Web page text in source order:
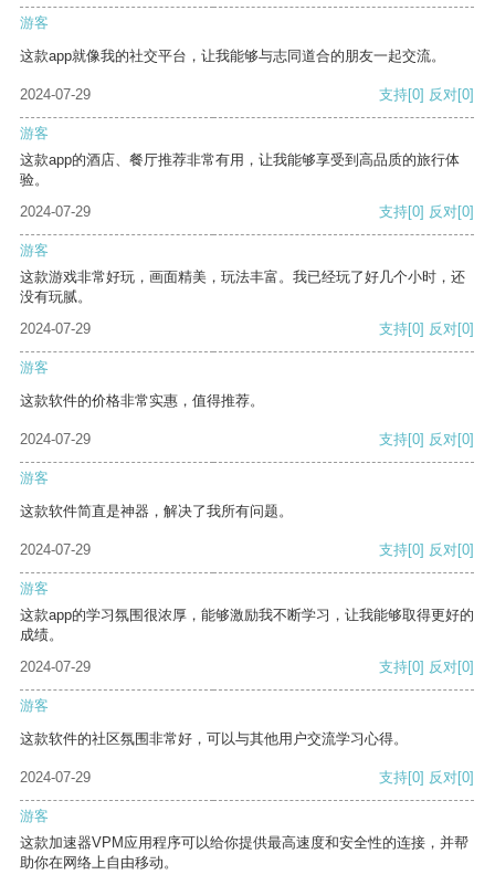
游客
这款app就像我的社交平台，让我能够与志同道合的朋友一起交流。
2024-07-29 支持[0] 反对[0]
游客
这款app的酒店、餐厅推荐非常有用，让我能够享受到高品质的旅行体
验。
2024-07-29
支持[0] 反对[0]
游客
这款游戏非常好玩，画面精美，玩法丰富。我已经玩了好几个小时，还
没有玩腻。
2024-07-29
支持[0] 反对[0]
游客
这款软件的价格非常实惠，值得推荐。
2024-07-29 支持[0] 反对[0]
游客
这款软件简直是神器，解决了我所有问题。
2024-07-29 支持[0] 反对[0]
游客
这款app的学习氛围很浓厚，能够激励我不断学习，让我能够取得更好的
成绩。
2024-07-29
支持[0] 反对[0]
游客
这款软件的社区氛围非常好，可以与其他用户交流学习心得。
2024-07-29 支持[0] 反对[0]
游客
这款加速器VPM应用程序可以给你提供最高速度和安全性的连接，并帮
助你在网络上自由移动。